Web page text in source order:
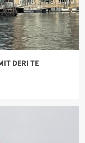
DERI TE